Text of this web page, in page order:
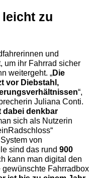
zu
und
um ihr Fahrrad sicher
weitergeht. „Die
vor Diebstahl,
“,
Juliana Conti.
dabei denkbar
sich als Nutzerin
von
sind das rund 900
kann man digital den
Fahrradbox